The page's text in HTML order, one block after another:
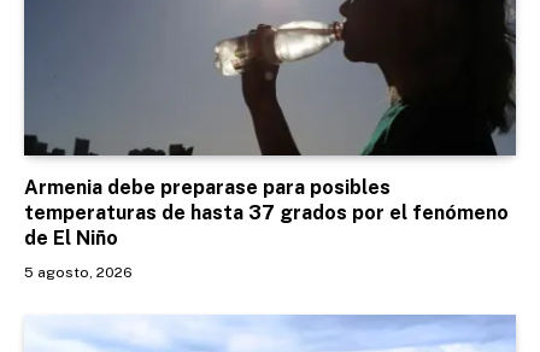
Armenia debe preparase para posibles
temperaturas de hasta 37 grados por el fenómeno
de El Niño
5 agosto, 2026